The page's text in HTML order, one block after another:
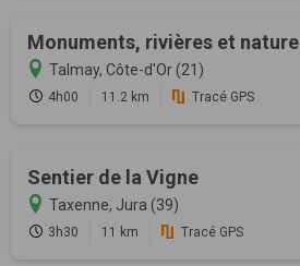
Monuments, rivières et nature
Talmay, Côte-d'Or (21)
4h00 11.2 km Tracé GPS
Sentier de la Vigne
Taxenne, Jura (39)
3h30 11 km Tracé GPS